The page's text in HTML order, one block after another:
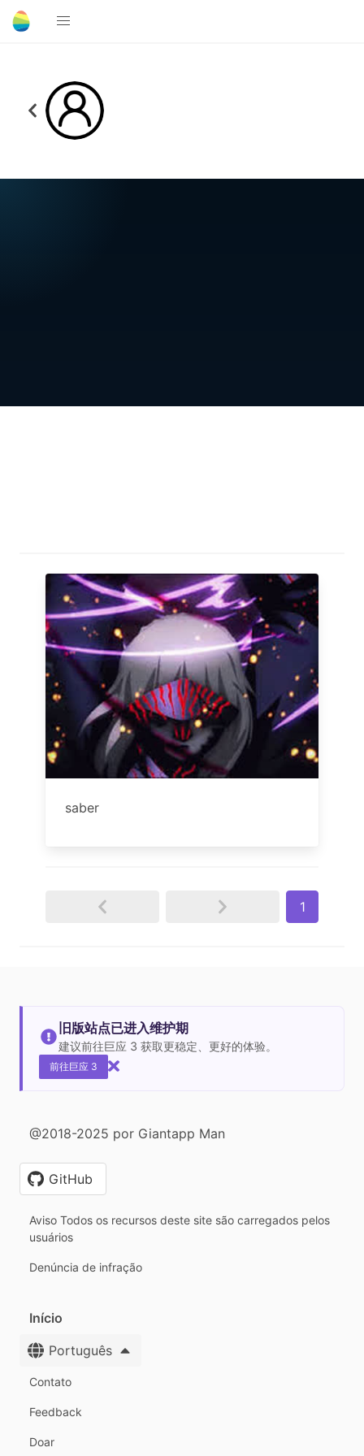
saber
1
旧版站点已进入维护期
建议前往巨应 3 获取更稳定、更好的体验。
前往巨应 3
@2018-2025 por Giantapp Man
GitHub
Aviso Todos os recursos deste site são carregados pelos
usuários
Denúncia de infração
Início
Português
Contato
Feedback
Doar